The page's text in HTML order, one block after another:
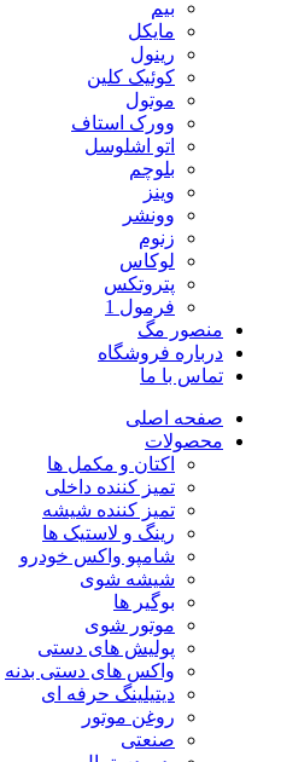
بیم
مایکل
رینول
کوئیک کلین
موتول
وورک استاف
اتو اشلوسل
بلوچم
وینز
وونشر
زنوم
لوکاس
پتروتکس
فرمول 1
منصور مگ
درباره فروشگاه
تماس با ما
صفحه اصلی
محصولات
اکتان و مکمل ها
تمیز کننده داخلی
تمیز کننده شیشه
رینگ و لاستیک ها
شامپو واکس خودرو
شیشه شوی
بوگیر ها
موتور شوی
پولیش های دستی
واکس های دستی بدنه
دیتیلینگ حرفه ای
روغن موتور
صنعتی